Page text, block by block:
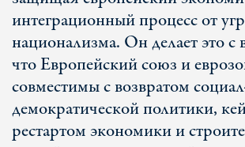
интеграционный процесс от
национализма. Он делает это с
что Европейский союз и
совместимы с возвратом
демократической политики,
рестартом экономики и